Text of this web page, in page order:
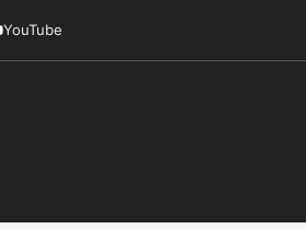
YouTube